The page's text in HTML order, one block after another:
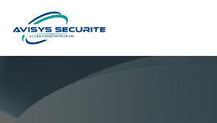
Panneau de gestion des cookies